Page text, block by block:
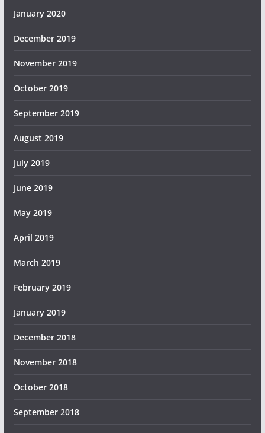
January 2020
December 2019
November 2019
October 2019
September 2019
August 2019
July 2019
June 2019
May 2019
April 2019
March 2019
February 2019
January 2019
December 2018
November 2018
October 2018
September 2018